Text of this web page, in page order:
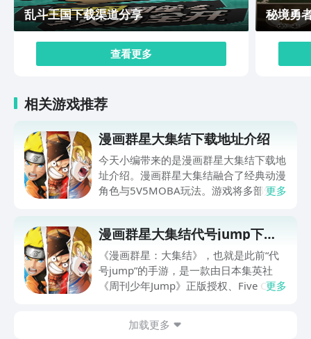
乱斗王国下载渠道分享
查看更多
秘境勇
相关游戏推荐
漫画群星大集结下载地址介绍
今天小编带来的是漫画群星大集结下载地
址介绍。漫画群星大集结融合了经典动漫
角色与5V5MOBA玩法。游戏将多部知名
之旅。这里面的所有角色都拥有自己的特
色技能和战斗方式，玩家将通过精心的角
色搭配与策略应用，体验充满挑战与乐趣
的战斗。
更多
漫画群星大集结代号jump下载
地址
《漫画群星：大集结》，也就是此前“代
号jump”的手游，是一款由日本集英社
《周刊少年Jump》正版授权、Five Cross
虽然尚未正式上线，但可以在九游App进
更多
加载更多